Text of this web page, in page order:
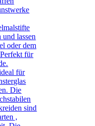
lassen
oder dem
für
für
Die
sind
,